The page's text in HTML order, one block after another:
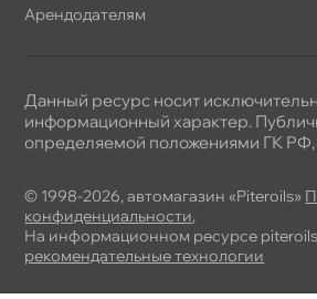
Арендодателям
© 1998-2026, автомагазин «Piteroils»
конфиденциальности,
На информационном ресурсе
рекомендательные технологии
Данный ресурс носит
информационный характер.
определяемой положениями ГК РФ,